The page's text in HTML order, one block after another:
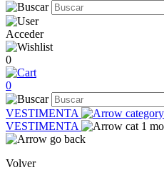
Acceder
0
0
VESTIMENTA
VESTIMENTA
Volver